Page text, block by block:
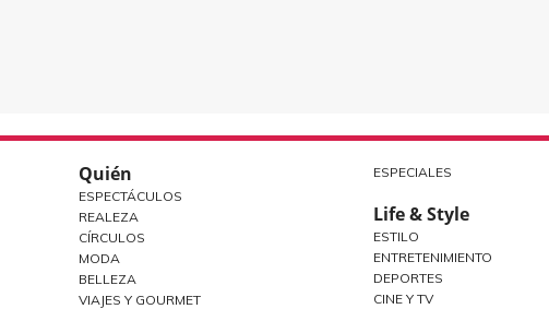
Quién
ESPECTÁCULOS
REALEZA
CÍRCULOS
MODA
BELLEZA
VIAJES Y GOURMET
ESPECIALES
Life & Style
ESTILO
ENTRETENIMIENTO
DEPORTES
CINE Y TV